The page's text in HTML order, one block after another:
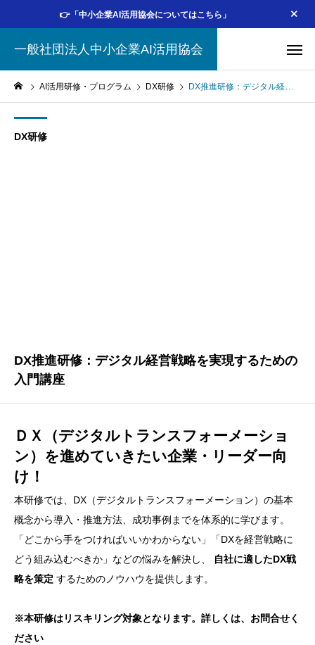
👉「中小企業AI活用協会についてはこちら」
一般社団法人中小企業AI活用協会
AI活用研修・プログラム DX研修 DX推進研修：デジタル経営戦略を実現するための入門講座
DX研修
DX推進研修：デジタル経営戦略を実現するための
入門講座
ＤＸ（デジタルトランスフォーメーショ
ン）を進めていきたい企業・リーダー向
け！
本研修では、DX（デジタルトランスフォーメーション）の基本
概念から導入・推進方法、成功事例までを体系的に学びます。
「どこから手をつければいいかわからない」「DXを経営戦略に
どう組み込むべきか」などの悩みを解決し、
自社に適したDX戦
略を策定 するためのノウハウを提供します。
※本研修はリスキリング対象となります。詳しくは、お問合せく
ださい